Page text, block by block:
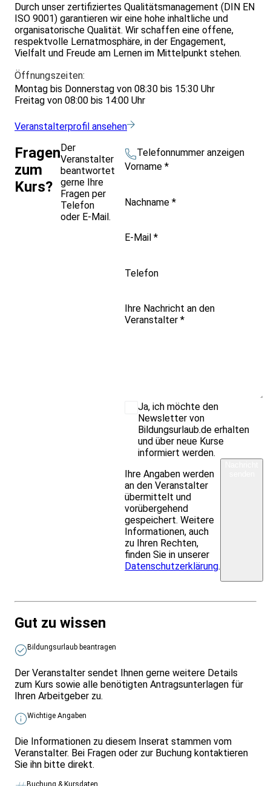
Durch unser zertifiziertes Qualitätsmanagement (DIN EN
ISO 9001) garantieren wir eine hohe inhaltliche und
organisatorische Qualität. Wir schaffen eine offene,
respektvolle Lernatmosphäre, in der Engagement,
Vielfalt und Freude am Lernen im Mittelpunkt stehen.
Öffnungszeiten:
Montag bis Donnerstag von 08:30 bis 15:30 Uhr
Freitag von 08:00 bis 14:00 Uhr
Veranstalterprofil ansehen
Fragen
zum
Kurs?
Der
Veranstalter
beantwortet
gerne Ihre
Fragen per
Telefon
oder E-Mail.
Telefonnummer anzeigen
Vorname *
Nachname *
E-Mail *
Telefon
Ihre Nachricht an den
Veranstalter *
Ja, ich möchte den
Newsletter von
Bildungsurlaub.de erhalten
und über neue Kurse
informiert werden.
Ihre Angaben werden
an den Veranstalter
übermittelt und
vorübergehend
gespeichert. Weitere
Informationen, auch
zu Ihren Rechten,
finden Sie in unserer
Datenschutzerklärung.
Gut zu wissen
Bildungsurlaub beantragen
Der Veranstalter sendet Ihnen gerne weitere Details
zum Kurs sowie alle benötigten Antragsunterlagen für
Ihren Arbeitgeber zu.
Wichtige Angaben
Die Informationen zu diesem Inserat stammen vom
Veranstalter. Bei Fragen oder zur Buchung kontaktieren
Sie ihn bitte direkt.